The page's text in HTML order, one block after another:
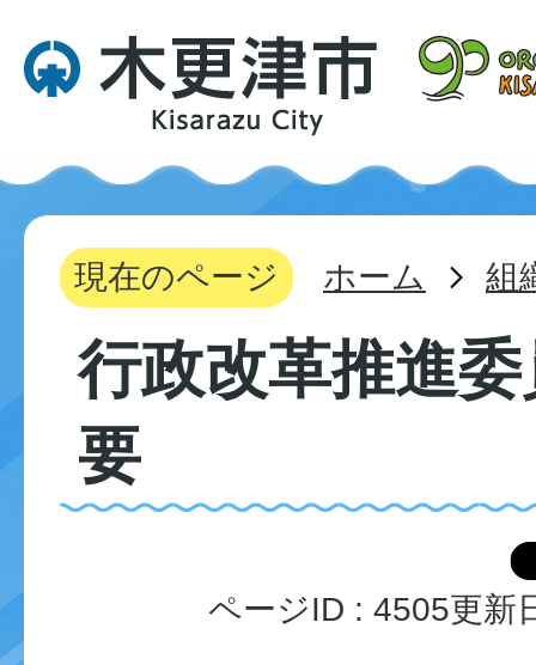
現在のページ ホーム 組
行政改革推進
要
ページID : 4505更新